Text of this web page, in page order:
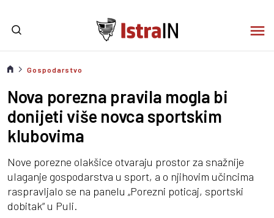
Gospodarstvo
Nova porezna pravila mogla bi
donijeti više novca sportskim
klubovima
Nove porezne olakšice otvaraju prostor za snažnije
ulaganje gospodarstva u sport, a o njihovim učincima
raspravljalo se na panelu „Porezni poticaj, sportski
dobitak“ u Puli.